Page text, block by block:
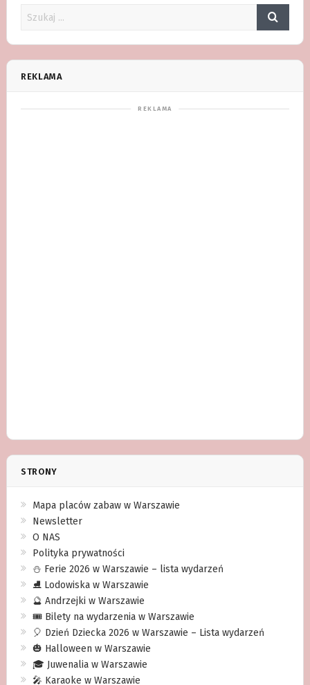
REKLAMA
STRONY
Mapa placów zabaw w Warszawie
Newsletter
O NAS
Polityka prywatności
⛄️ Ferie 2026 w Warszawie – lista wydarzeń
⛸ Lodowiska w Warszawie
🔮 Andrzejki w Warszawie
🎟️ Bilety na wydarzenia w Warszawie
🎈 Dzień Dziecka 2026 w Warszawie – Lista wydarzeń
🎃 Halloween w Warszawie
🎓 Juwenalia w Warszawie
🎤 Karaoke w Warszawie